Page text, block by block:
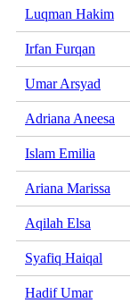
Luqman Hakim
Irfan Furqan
Umar Arsyad
Adriana Aneesa
Islam Emilia
Ariana Marissa
Aqilah Elsa
Syafiq Haiqal
Hadif Umar